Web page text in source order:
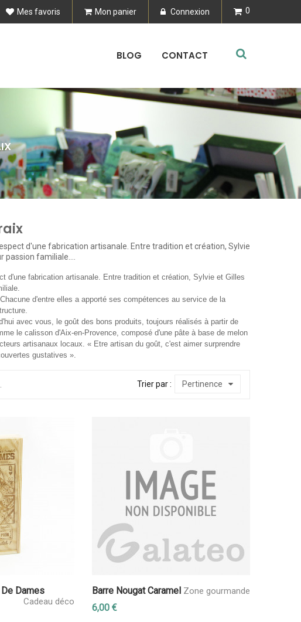
Mes favoris Mon panier Connexion 0
CONTACT
BLOG
d'une fabrication artisanale. Entre tradition et création, Sylvie
passion familiale….
d'une fabrication artisanale. Entre tradition et création, Sylvie et Gilles
d'entre elles a apporté ses compétences au service de la
avec vous, le goût des bons produits, toujours réalisés à partir de
le calisson d'Aix-en-Provence, composé d'une pâte à base de melon
artisanaux locaux. « Etre artisan du goût, c'est aimer surprendre
gustatives ».
Trier par : Pertinence
Dames
Cadeau déco
Barre Nougat Caramel Zone gourmande
6,00 €